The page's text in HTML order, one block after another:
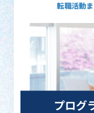
転職活動